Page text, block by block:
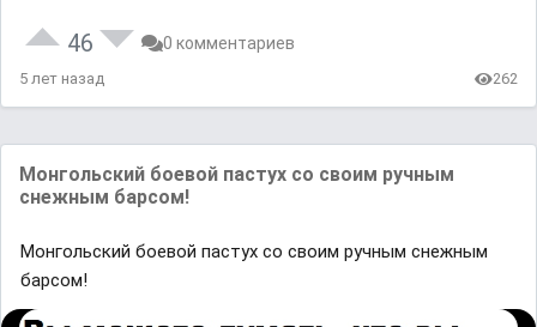
46 0 комментариев
5 лет назад 262
Монгольский боевой пастух со своим ручным
снежным барсом!
Монгольский боевой пастух со своим ручным снежным
барсом!